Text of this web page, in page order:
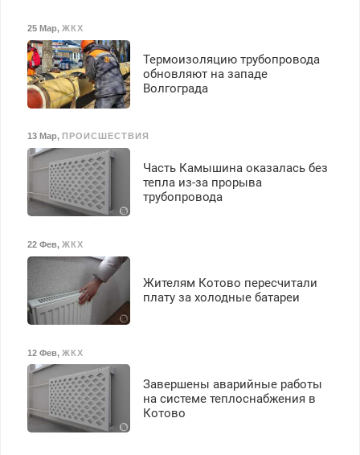
25 Мар, ЖКХ
Термоизоляцию трубопровода
обновляют на западе
Волгограда
13 Мар, ПРОИСШЕСТВИЯ
Часть Камышина оказалась без
тепла из-за прорыва
трубопровода
22 Фев, ЖКХ
Жителям Котово пересчитали
плату за холодные батареи
12 Фев, ЖКХ
Завершены аварийные работы
на системе теплоснабжения в
Котово